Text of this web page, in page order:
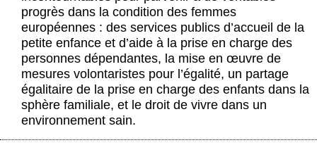
progrès dans la condition des femmes
européennes : des services publics d’accueil de la
petite enfance et d’aide à la prise en charge des
personnes dépendantes, la mise en œuvre de
mesures volontaristes pour l’égalité, un partage
égalitaire de la prise en charge des enfants dans la
sphère familiale, et le droit de vivre dans un
environnement sain.